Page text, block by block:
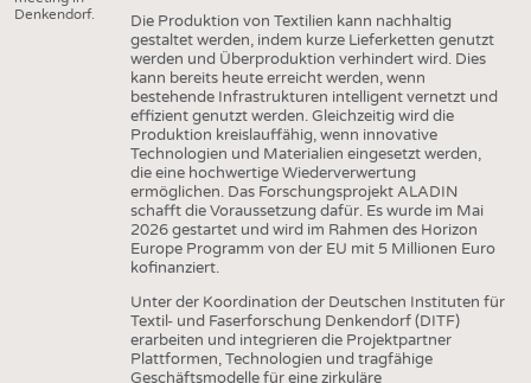
Denkendorf.
Die Produktion von Textilien kann nachhaltig
gestaltet werden, indem kurze Lieferketten genutzt
werden und Überproduktion verhindert wird. Dies
kann bereits heute erreicht werden, wenn
bestehende Infrastrukturen intelligent vernetzt und
effizient genutzt werden. Gleichzeitig wird die
Produktion kreislauffähig, wenn innovative
Technologien und Materialien eingesetzt werden,
die eine hochwertige Wiederverwertung
ermöglichen. Das Forschungsprojekt ALADIN
schafft die Voraussetzung dafür. Es wurde im Mai
2026 gestartet und wird im Rahmen des Horizon
Europe Programm von der EU mit 5 Millionen Euro
kofinanziert.
Unter der Koordination der Deutschen Instituten für
Textil- und Faserforschung Denkendorf (DITF)
erarbeiten und integrieren die Projektpartner
Plattformen, Technologien und tragfähige
Geschäftsmodelle für eine zirkuläre